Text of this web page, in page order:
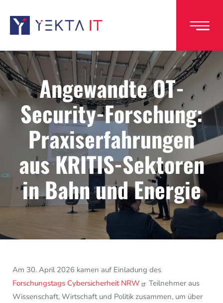
Angewandte OT-
Security-Forschung:
Praxiserfahrungen
aus KRITIS-Sektoren
in Bahn und Energie
Am 30. April 2026 kamen auf Einladung des
Forschungstags Cybersicherheit NRW
Teilnehmer aus
Wissenschaft, Wirtschaft und Politik zusammen, um über